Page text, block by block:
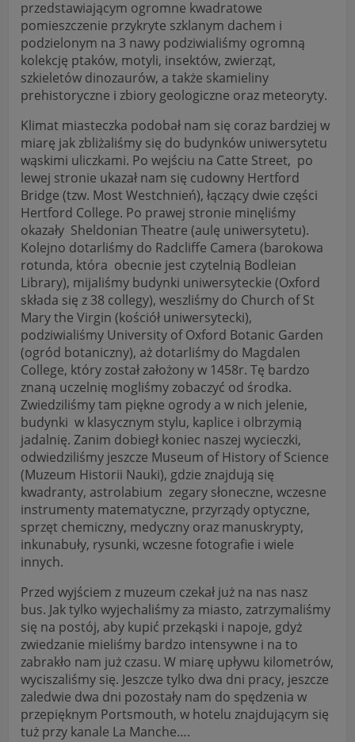
przedstawiającym ogromne kwadratowe
pomieszczenie przykryte szklanym dachem i
podzielonym na 3 nawy podziwialiśmy ogromną
kolekcję ptaków, motyli, insektów, zwierząt,
szkieletów dinozaurów, a także skamieliny
prehistoryczne i zbiory geologiczne oraz meteoryty.
Klimat miasteczka podobał nam się coraz bardziej w
miarę jak zbliżaliśmy się do budynków uniwersytetu
wąskimi uliczkami. Po wejściu na Catte Street, po
lewej stronie ukazał nam się cudowny Hertford
Bridge (tzw. Most Westchnień), łączący dwie części
Hertford College. Po prawej stronie minęliśmy
okazały Sheldonian Theatre (aulę uniwersytetu).
Kolejno dotarliśmy do Radcliffe Camera (barokowa
rotunda, która obecnie jest czytelnią Bodleian
Library), mijaliśmy budynki uniwersyteckie (Oxford
składa się z 38 collegy), weszliśmy do Church of St
Mary the Virgin (kościół uniwersytecki),
podziwialiśmy University of Oxford Botanic Garden
(ogród botaniczny), aż dotarliśmy do Magdalen
College, który został założony w 1458r. Tę bardzo
znaną uczelnię mogliśmy zobaczyć od środka.
Zwiedziliśmy tam piękne ogrody a w nich jelenie,
budynki w klasycznym stylu, kaplice i olbrzymią
jadalnię. Zanim dobiegł koniec naszej wycieczki,
odwiedziliśmy jeszcze Museum of History of Science
(Muzeum Historii Nauki), gdzie znajdują się
kwadranty, astrolabium zegary słoneczne, wczesne
instrumenty matematyczne, przyrządy optyczne,
sprzęt chemiczny, medyczny oraz manuskrypty,
inkunabuły, rysunki, wczesne fotografie i wiele
innych.
Przed wyjściem z muzeum czekał już na nas nasz
bus. Jak tylko wyjechaliśmy za miasto, zatrzymaliśmy
się na postój, aby kupić przekąski i napoje, gdyż
zwiedzanie mieliśmy bardzo intensywne i na to
zabrakło nam już czasu. W miarę upływu kilometrów,
wyciszaliśmy się. Jeszcze tylko dwa dni pracy, jeszcze
zaledwie dwa dni pozostały nam do spędzenia w
przepięknym Portsmouth, w hotelu znajdującym się
tuż przy kanale La Manche….